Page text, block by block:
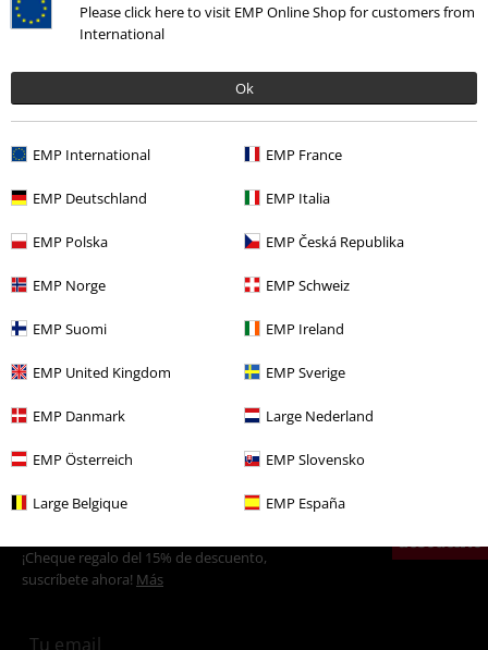
Please click here to visit EMP Online Shop for customers from
International
Ok
EMP International EMP France
EMP Deutschland EMP Italia
EMP Polska EMP Česká Republika
EMP Norge EMP Schweiz
EMP Suomi EMP Ireland
EMP United Kingdom EMP Sverige
EMP Danmark Large Nederland
EMP Österreich EMP Slovensko
Large Belgique EMP España
39,19 €
Más categorías. Más opciones
Marcas Ropa
Ropa Chaquetas Chaqueta Imitación Cuero
Ropa & accesorios
Estilos Streetwear Ropa Chaquetas Chaqueta Imitación Cuero
Estilos Ropa negra Chaquetas negras
descuento
¡Cheque regalo del 15% de descuento,
suscríbete ahora! Más